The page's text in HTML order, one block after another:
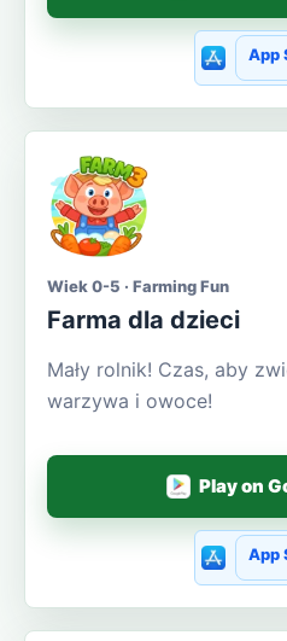
App
Wiek 0-5 · Farming Fun
Farma dla dzieci
Mały rolnik! Czas, aby
warzywa i owoce!
Play on
App